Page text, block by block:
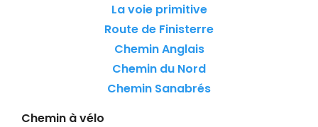
La voie primitive
Route de Finisterre
Chemin Anglais
Chemin du Nord
Chemin Sanabrés
Chemin à vélo